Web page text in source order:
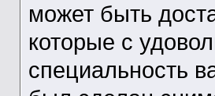
может быть
которые с
специальность